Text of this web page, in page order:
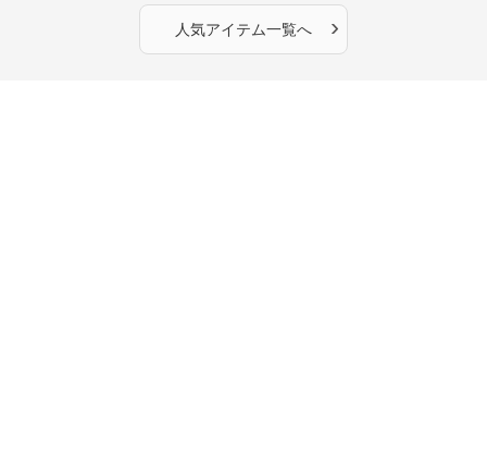
OKで華奢さんも安心
人気アイテム一覧へ ›